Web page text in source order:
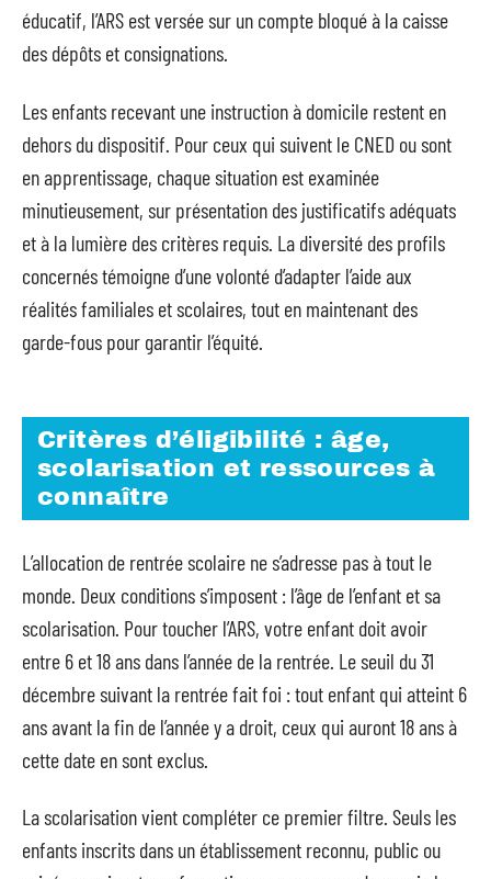
éducatif, l’ARS est versée sur un compte bloqué à la caisse
des dépôts et consignations.
Les enfants recevant une instruction à domicile restent en
dehors du dispositif. Pour ceux qui suivent le CNED ou sont
en apprentissage, chaque situation est examinée
minutieusement, sur présentation des justificatifs adéquats
et à la lumière des critères requis. La diversité des profils
concernés témoigne d’une volonté d’adapter l’aide aux
réalités familiales et scolaires, tout en maintenant des
garde-fous pour garantir l’équité.
Critères d’éligibilité : âge,
scolarisation et ressources à
connaître
L’allocation de rentrée scolaire ne s’adresse pas à tout le
monde. Deux conditions s’imposent : l’âge de l’enfant et sa
scolarisation. Pour toucher l’ARS, votre enfant doit avoir
entre 6 et 18 ans dans l’année de la rentrée. Le seuil du 31
décembre suivant la rentrée fait foi : tout enfant qui atteint 6
ans avant la fin de l’année y a droit, ceux qui auront 18 ans à
cette date en sont exclus.
La scolarisation vient compléter ce premier filtre. Seuls les
enfants inscrits dans un établissement reconnu, public ou